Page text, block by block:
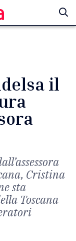
il
Cristina
sta
Toscana